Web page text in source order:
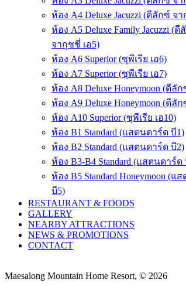
ห้อง A4 Deluxe Jacuzzi (ดีลักซ์ จ
ห้อง A5 Deluxe Family Jacuzzi
จากุชชี่ เอ5)
ห้อง A6 Superior (ซุพีเรีย เอ6)
ห้อง A7 Superior (ซุพีเรีย เอ7)
ห้อง A8 Deluxe Honeymoon (ดีลั
ห้อง A9 Deluxe Honeymoon (ดีลั
ห้อง A10 Superior (ซุพีเรีย เอ10)
ห้อง B1 Standard (แสตนดาร์ด บี1)
ห้อง B2 Standard (แสตนดาร์ด บี2)
ห้อง B3-B4 Standard (แสตนดาร์ด
ห้อง B5 Standard Honeymoon (
บี5)
RESTAURANT & FOODS
GALLERY
NEARBY ATTRACTIONS
NEWS & PROMOTIONS
CONTACT
Maesalong Mountain Home Resort, © 2026